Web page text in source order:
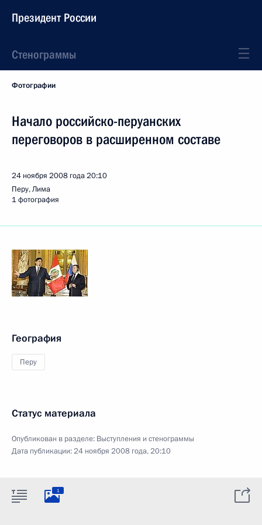
Президент России
Стенограммы
Фотографии
Начало российско-перуанских
переговоров в расширенном составе
24 ноября 2008 года20:10
Перу, Лима
1 фотография
География
Перу
Статус материала
Опубликован в разделе: Выступления и стенограммы
Дата публикации:24 ноября 2008 года, 20:10
1